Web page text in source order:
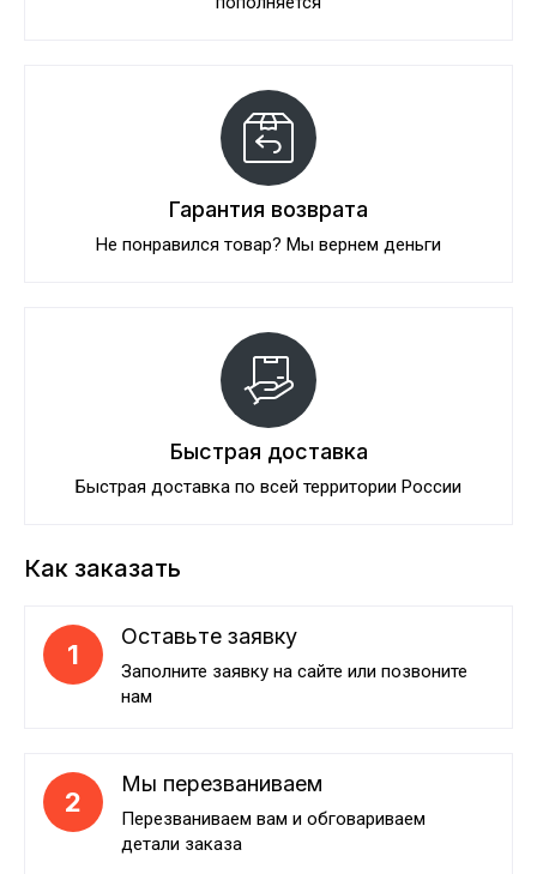
Гарантия возврата
Не понравился товар? Мы вернем деньги
Быстрая доставка
Быстрая доставка по всей территории России
Как заказать
1
Оставьте заявку
Заполните заявку на сайте или позвоните
нам
2
Мы перезваниваем
Перезваниваем вам и обговариваем
детали заказа